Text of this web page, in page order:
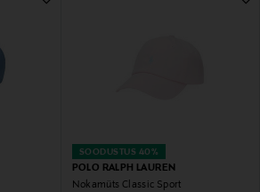
SOODUSTUS 40%
POLO RALPH LAUREN
Nokamüts Classic Sport